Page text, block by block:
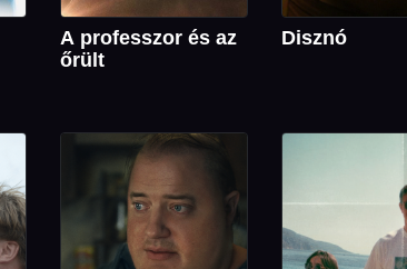
A professzor és az
őrült
Disznó